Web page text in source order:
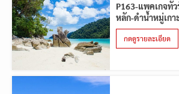
P163-แพคเกจทัว
หลัก-ดำน้ำหมู่เกา
กดดูรายละเอียด